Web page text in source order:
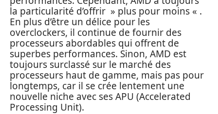
la particularité d’offrir » plus pour moins « .
En plus d’être un délice pour les
overclockers, il continue de fournir des
processeurs abordables qui offrent de
superbes performances. Sinon, AMD est
toujours surclassé sur le marché des
processeurs haut de gamme, mais pas pour
longtemps, car il se crée lentement une
nouvelle niche avec ses APU (Accelerated
Processing Unit).